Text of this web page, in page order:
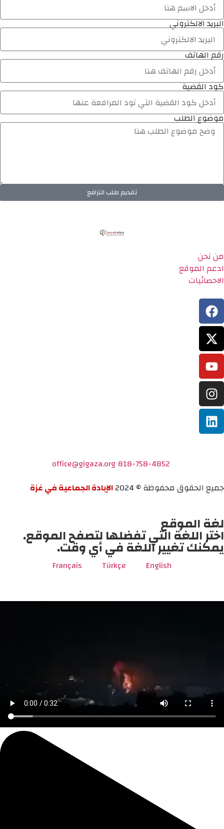
البريد الالكتروني
رقم الهاتف
كود القضية
موضوع الطلب
تقديم طلب الترافع
من نحن
ادعم الموقع
الاحصائيات
818-758-4852
office@gigaza.org
جميع الحقوق محفوظة © 2024
الإبادة الجماعية في غزة
لغة الموقع
اختر اللغة التي تفضلها لتصفح الموقع.
يمكنك تغيير اللغة في أي وقت.
English
Türkçe
Français